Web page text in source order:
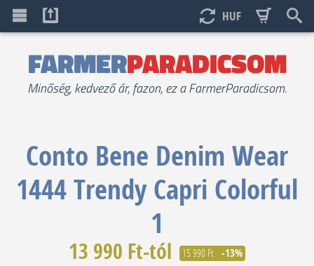
HUF
FARMERPARADICSOM
Minőség, kedvező ár, fazon, ez a FarmerParadicsom.
Conto Bene Denim Wear
1444 Trendy Capri Colorful
1
13 990 Ft-tól 15 990 Ft -13%